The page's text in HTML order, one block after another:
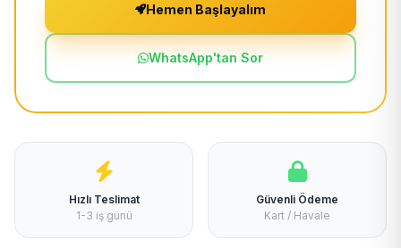
Hemen Başlayalım
WhatsApp'tan Sor
Hızlı Teslimat
1-3 iş günü
Güvenli Ödeme
Kart / Havale